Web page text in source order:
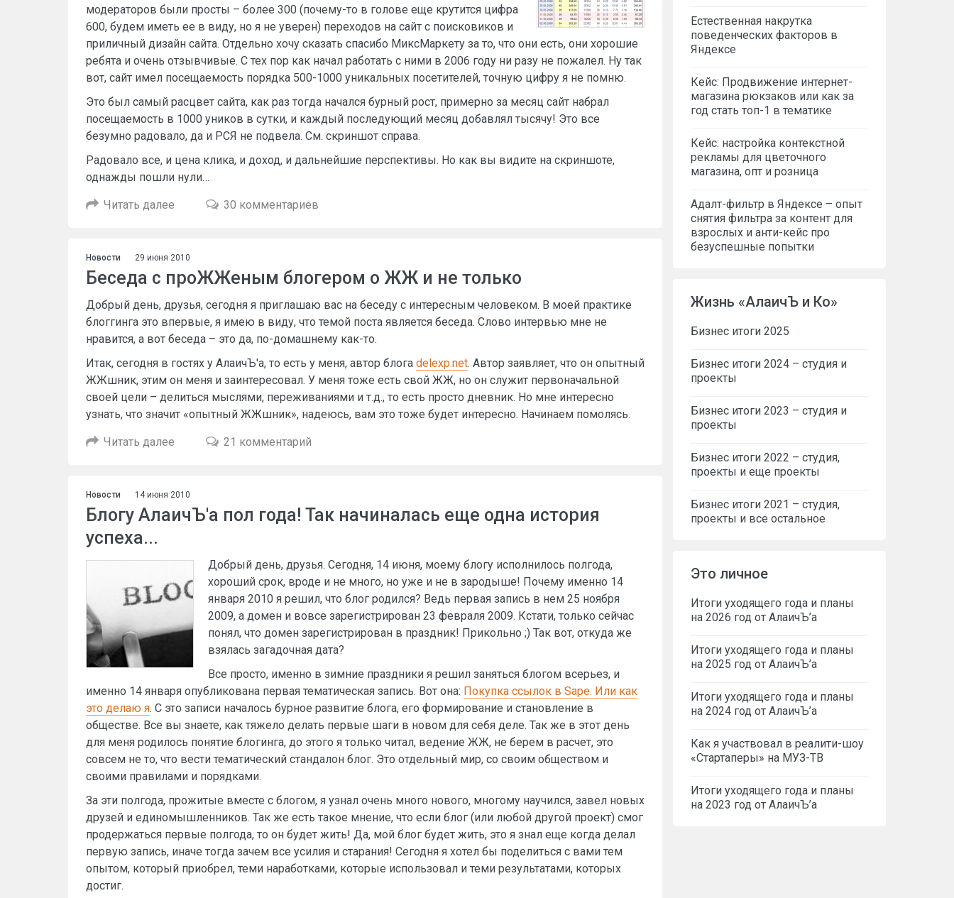
модераторов были просты – более 300 (почему-то в голове еще крутится цифра
600, будем иметь ее в виду, но я не уверен) переходов на сайт с поисковиков и
приличный дизайн сайта. Отдельно хочу сказать спасибо МиксМаркету за то, что они есть, они хорошие
ребята и очень отзывчивые. С тех пор как начал работать с ними в 2006 году ни разу не пожалел. Ну так
вот, сайт имел посещаемость порядка 500-1000 уникальных посетителей, точную цифру я не помню.
Это был самый расцвет сайта, как раз тогда начался бурный рост, примерно за месяц сайт набрал
посещаемость в 1000 уников в сутки, и каждый последующий месяц добавлял тысячу! Это все
безумно радовало, да и РСЯ не подвела. См. скриншот справа.
Радовало все, и цена клика, и доход, и дальнейшие перспективы. Но как вы видите на скриншоте,
однажды пошли нули…
Читать далее 30 комментариев
Новости 29 июня 2010
Беседа с проЖЖеным блогером о ЖЖ и не только
Добрый день, друзья, сегодня я приглашаю вас на беседу с интересным человеком. В моей практике
блоггинга это впервые, я имею в виду, что темой поста является беседа. Слово интервью мне не
нравится, а вот беседа – это да, по-домашнему как-то.
Итак, сегодня в гостях у АлаичЪ'а, то есть у меня, автор блога delexp.net. Автор заявляет, что он опытный
ЖЖшник, этим он меня и заинтересовал. У меня тоже есть свой ЖЖ, но он служит первоначальной
своей цели – делиться мыслями, переживаниями и т.д., то есть просто дневник. Но мне интересно
узнать, что значит «опытный ЖЖшник», надеюсь, вам это тоже будет интересно. Начинаем помолясь.
Читать далее 21 комментарий
Новости 14 июня 2010
Блогу АлаичЪ'а пол года! Так начиналась еще одна история
успеха...
Добрый день, друзья. Сегодня, 14 июня, моему блогу исполнилось полгода,
хороший срок, вроде и не много, но уже и не в зародыше! Почему именно 14
января 2010 я решил, что блог родился? Ведь первая запись в нем 25 ноября
2009, а домен и вовсе зарегистрирован 23 февраля 2009. Кстати, только сейчас
понял, что домен зарегистрирован в праздник! Прикольно ;) Так вот, откуда же
взялась загадочная дата?
Все просто, именно в зимние праздники я решил заняться блогом всерьез, и
именно 14 января опубликована первая тематическая запись. Вот она: Покупка ссылок в Sape. Или как
это делаю я. С это записи началось бурное развитие блога, его формирование и становление в
обществе. Все вы знаете, как тяжело делать первые шаги в новом для себя деле. Так же в этот день
для меня родилось понятие блогинга, до этого я только читал, ведение ЖЖ, не берем в расчет, это
совсем не то, что вести тематический стандалон блог. Это отдельный мир, со своим обществом и
своими правилами и порядками.
За эти полгода, прожитые вместе с блогом, я узнал очень много нового, многому научился, завел новых
друзей и единомышленников. Так же есть такое мнение, что если блог (или любой другой проект) смог
продержаться первые полгода, то он будет жить! Да, мой блог будет жить, это я знал еще когда делал
первую запись, иначе тогда зачем все усилия и старания! Сегодня я хотел бы поделиться с вами тем
опытом, который приобрел, теми наработками, которые использовал и теми результатами, которых
достиг.
Естественная накрутка
поведенческих факторов в
Яндексе
Кейс: Продвижение интернет-
магазина рюкзаков или как за
год стать топ-1 в тематике
Кейс: настройка контекстной
рекламы для цветочного
магазина, опт и розница
Адалт-фильтр в Яндексе – опыт
снятия фильтра за контент для
взрослых и анти-кейс про
безуспешные попытки
Жизнь «АлаичЪ и Ко»
Бизнес итоги 2025
Бизнес итоги 2024 – студия и
проекты
Бизнес итоги 2023 – студия и
проекты
Бизнес итоги 2022 – студия,
проекты и еще проекты
Бизнес итоги 2021 – студия,
проекты и все остальное
Это личное
Итоги уходящего года и планы
на 2026 год от АлаичЪ’а
Итоги уходящего года и планы
на 2025 год от АлаичЪ’а
Итоги уходящего года и планы
на 2024 год от АлаичЪ’а
Как я участвовал в реалити-шоу
«Стартаперы» на МУЗ-ТВ
Итоги уходящего года и планы
на 2023 год от АлаичЪ’а